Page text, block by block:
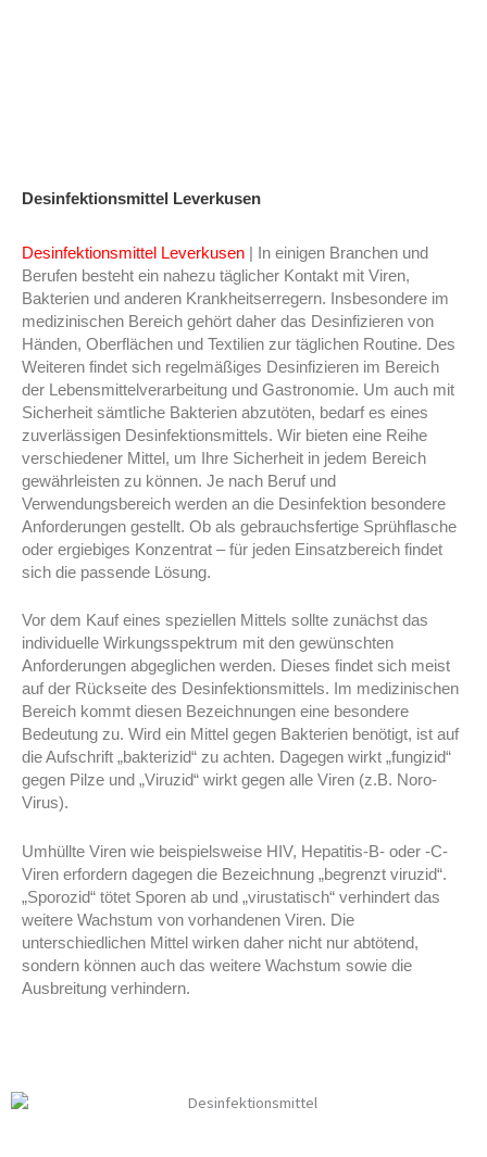
Desinfektionsmittel Leverkusen
Desinfektionsmittel Leverkusen | In einigen Branchen und
Berufen besteht ein nahezu täglicher Kontakt mit Viren,
Bakterien und anderen Krankheitserregern. Insbesondere im
medizinischen Bereich gehört daher das Desinfizieren von
Händen, Oberflächen und Textilien zur täglichen Routine. Des
Weiteren findet sich regelmäßiges Desinfizieren im Bereich
der Lebensmittelverarbeitung und Gastronomie. Um auch mit
Sicherheit sämtliche Bakterien abzutöten, bedarf es eines
zuverlässigen Desinfektionsmittels. Wir bieten eine Reihe
verschiedener Mittel, um Ihre Sicherheit in jedem Bereich
gewährleisten zu können. Je nach Beruf und
Verwendungsbereich werden an die Desinfektion besondere
Anforderungen gestellt. Ob als gebrauchsfertige Sprühflasche
oder ergiebiges Konzentrat – für jeden Einsatzbereich findet
sich die passende Lösung.
Vor dem Kauf eines speziellen Mittels sollte zunächst das
individuelle Wirkungsspektrum mit den gewünschten
Anforderungen abgeglichen werden. Dieses findet sich meist
auf der Rückseite des Desinfektionsmittels. Im medizinischen
Bereich kommt diesen Bezeichnungen eine besondere
Bedeutung zu. Wird ein Mittel gegen Bakterien benötigt, ist auf
die Aufschrift „bakterizid“ zu achten. Dagegen wirkt „fungizid“
gegen Pilze und „Viruzid“ wirkt gegen alle Viren (z.B. Noro-
Virus).
Umhüllte Viren wie beispielsweise HIV, Hepatitis-B- oder -C-
Viren erfordern dagegen die Bezeichnung „begrenzt viruzid“.
„Sporozid“ tötet Sporen ab und „virustatisch“ verhindert das
weitere Wachstum von vorhandenen Viren. Die
unterschiedlichen Mittel wirken daher nicht nur abtötend,
sondern können auch das weitere Wachstum sowie die
Ausbreitung verhindern.